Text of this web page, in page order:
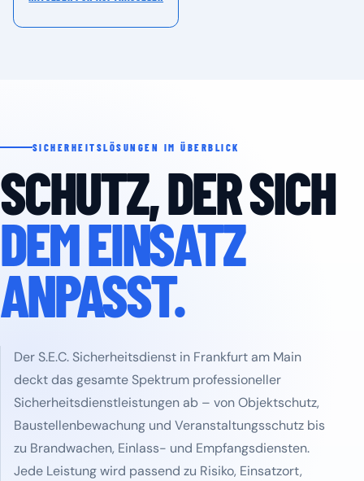
SICHERHEITSLÖSUNGEN IM ÜBERBLICK
SCHUTZ, DER SICH
DEM EINSATZ
ANPASST.
Der S.E.C. Sicherheitsdienst in Frankfurt am Main
deckt das gesamte Spektrum professioneller
Sicherheitsdienstleistungen ab – von Objektschutz,
Baustellenbewachung und Veranstaltungsschutz bis
zu Brandwachen, Einlass- und Empfangsdiensten.
Jede Leistung wird passend zu Risiko, Einsatzort,